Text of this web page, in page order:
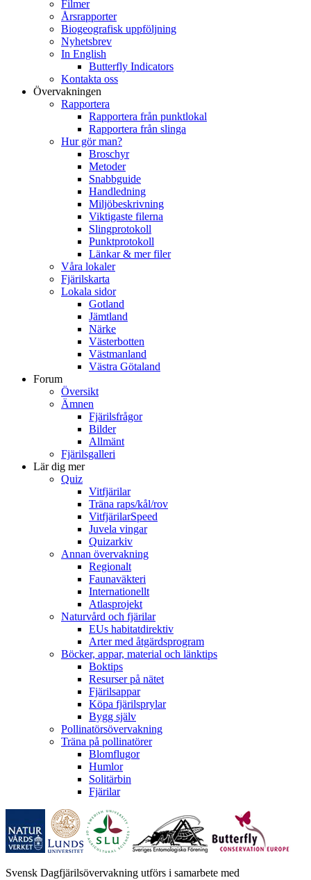
Filmer
Årsrapporter
Biogeografisk uppföljning
Nyhetsbrev
In English
Butterfly Indicators
Kontakta oss
Övervakningen
Rapportera
Rapportera från punktlokal
Rapportera från slinga
Hur gör man?
Broschyr
Metoder
Snabbguide
Handledning
Miljöbeskrivning
Viktigaste filerna
Slingprotokoll
Punktprotokoll
Länkar & mer filer
Våra lokaler
Fjärilskarta
Lokala sidor
Gotland
Jämtland
Närke
Västerbotten
Västmanland
Västra Götaland
Forum
Översikt
Ämnen
Fjärilsfrågor
Bilder
Allmänt
Fjärilsgalleri
Lär dig mer
Quiz
Vitfjärilar
Träna raps/kål/rov
VitfjärilarSpeed
Juvela vingar
Quizarkiv
Annan övervakning
Regionalt
Faunaväkteri
Internationellt
Atlasprojekt
Naturvård och fjärilar
EUs habitatdirektiv
Arter med åtgärdsprogram
Böcker, appar, material och länktips
Boktips
Resurser på nätet
Fjärilsappar
Köpa fjärilsprylar
Bygg själv
Pollinatörsövervakning
Träna på pollinatörer
Blomflugor
Humlor
Solitärbin
Fjärilar
Svensk Dagfjärilsövervakning utförs i samarbete med